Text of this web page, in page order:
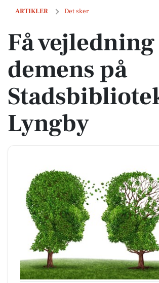
ARTIKLER Det sker
Få vejledning om demens på Stadsbiblioteket i
Få
demens på
Lyngby